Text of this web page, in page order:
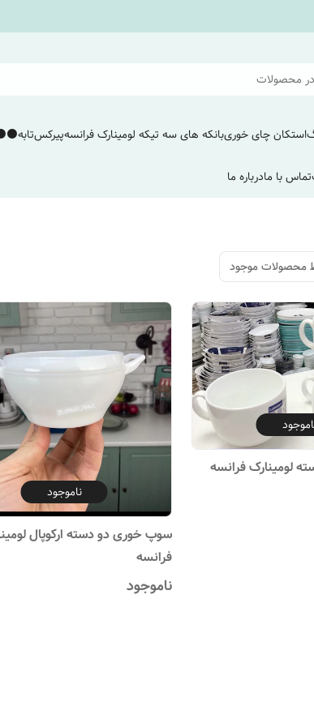
محصولات
استکان چای خوریبانکه های سه تیکه لومینارک فرانسهپیرکستابه
تماس با مادرباره ما
محصولات موجود
لومینارک فرانسه
ناموجود
سوپ خوری دو دسته ارکوپال
فرانسه
ناموجود